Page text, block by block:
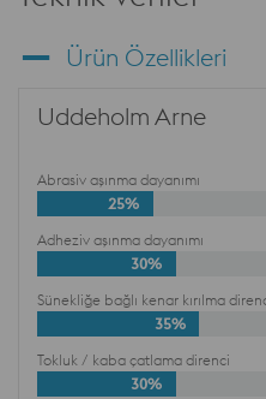
Ürün Özellikleri
Uddeholm Arne
Abrasiv aşınma dayanımı
25%
Adheziv aşınma dayanımı
30%
Sünekliğe bağlı kenar kırılma
35%
Tokluk / kaba çatlama direnci
30%